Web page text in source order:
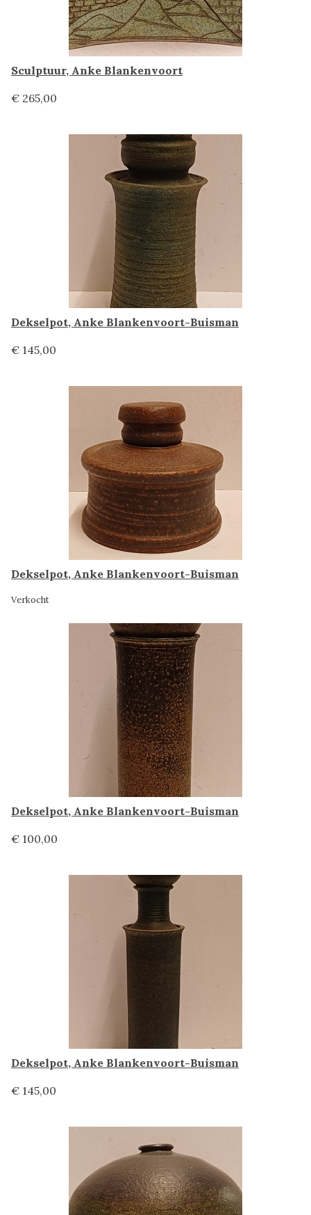
Sculptuur, Anke Blankenvoort
€ 265,00
Dekselpot, Anke Blankenvoort-Buisman
€ 145,00
Dekselpot, Anke Blankenvoort-Buisman
Verkocht
Dekselpot, Anke Blankenvoort-Buisman
€ 100,00
Dekselpot, Anke Blankenvoort-Buisman
€ 145,00